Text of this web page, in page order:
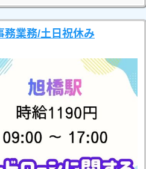
務業務/土日祝休み